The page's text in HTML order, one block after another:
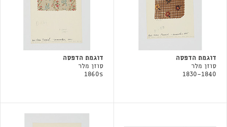
דוגמת הדפסה
סוזן מלר
1830-1840
דוגמת הדפסה
סוזן מלר
1860s